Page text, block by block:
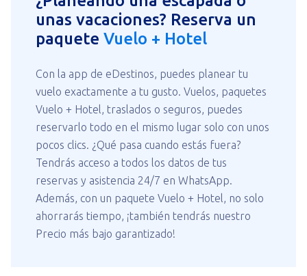
unas vacaciones? Reserva un
paquete Vuelo + Hotel
Con la app de eDestinos, puedes planear tu
vuelo exactamente a tu gusto. Vuelos, paquetes
Vuelo + Hotel, traslados o seguros, puedes
reservarlo todo en el mismo lugar solo con unos
pocos clics. ¿Qué pasa cuando estás fuera?
Tendrás acceso a todos los datos de tus
reservas y asistencia 24/7 en WhatsApp.
Además, con un paquete Vuelo + Hotel, no solo
ahorrarás tiempo, ¡también tendrás nuestro
Precio más bajo garantizado!